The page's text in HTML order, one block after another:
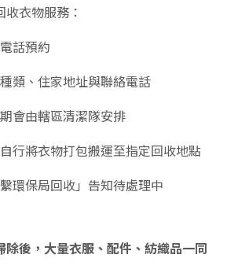
衣物服務：
話預約
類、住家地址與聯絡電話
會由轄區清潔隊安排
行將衣物打包搬運至指定回收地點
環保局回收」告知待處理中
除後，大量衣服、配件、紡織品一同